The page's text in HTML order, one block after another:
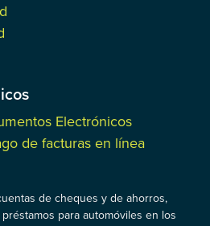
Electrónicos
de facturas en línea
de cheques y de ahorros,
para automóviles en los